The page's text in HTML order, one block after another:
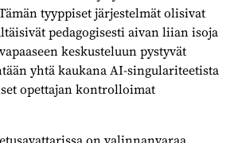
tyyppiset järjestelmät olisivat
pedagogisesti aivan liian isoja
keskusteluun pystyvät
yhtä kaukana AI-singulariteetista
opettajan kontrolloimat